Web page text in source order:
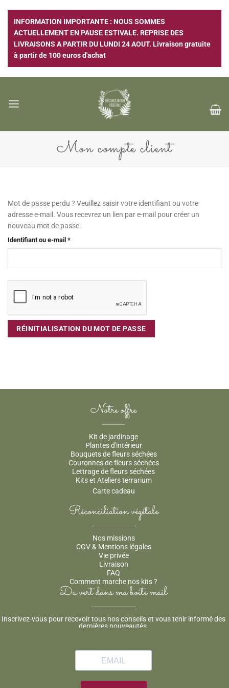
contenu
INFORMATION IMPORTANTE : NOUS SOMMES
ACTUELLEMENT EN PAUSE ESTIVALE. REPRISE DES
LIVRAISONS A PARTIR DU LUNDI 24 AOUT. Livraison gratuite
à partir de 100 euros d'achat
Mon compte client
Mot de passe perdu ? Veuillez saisir votre identifiant ou votre
adresse e-mail. Vous recevrez un lien par e-mail pour créer un
nouveau mot de passe.
Identifiant ou e-mail *Obligatoire
RÉINITIALISATION DU MOT DE PASSE
Notre offre
Kit de jardinage
Plantes d'intérieur
Bouquets de fleurs séchées
Couronnes de fleurs séchées
Lettrage de fleurs séchées
Kits et Ateliers terrarium
Carte cadeau
Réconciliation végétale
Nos missions
CGV & Mentions légales
Vie privée
Livraison
FAQ
Comment marche nos kits ?
Du vert dans ma boite mail
Inscrivez-vous pour recevoir tous nos conseils et vous tenir informé des
dernières nouveautés.